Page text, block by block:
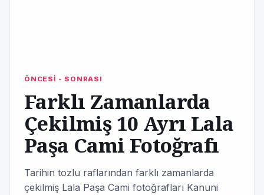
ÖNCESİ - SONRASI
Farklı Zamanlarda
Çekilmiş 10 Ayrı Lala
Paşa Cami Fotoğrafı
Tarihin tozlu raflarından farklı zamanlarda
çekilmiş Lala Paşa Cami fotoğrafları Kanuni